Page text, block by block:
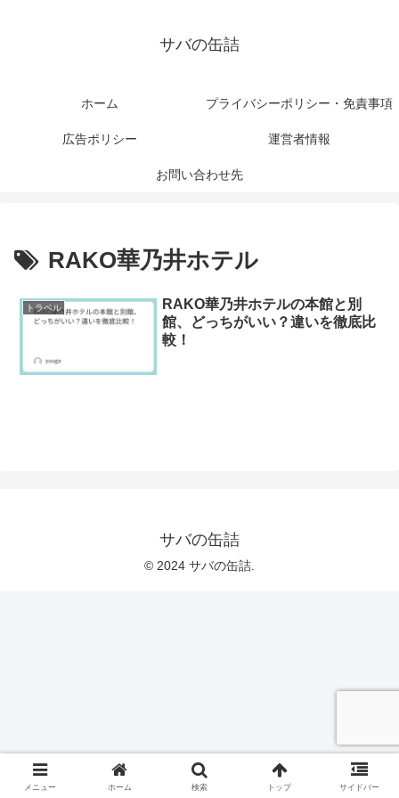
サバの缶詰
ホーム プライバシーポリシー・免責事項
広告ポリシー 運営者情報
お問い合わせ先
RAKO華乃井ホテル
トラベル
RAKO華乃井ホテルの本館と別
館、どっちがいい？違いを徹底比
較！
サバの缶詰
© 2024 サバの缶詰.
メニュー ホーム 検索 トップ サイドバー